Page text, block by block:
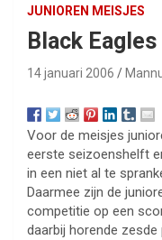
JUNIOREN MEISJES
Black
14 januari 2006
Voor de meisjes
eerste seizoenshelft
in een niet al te
Daarmee zijn de
competitie op een
daarbij horende